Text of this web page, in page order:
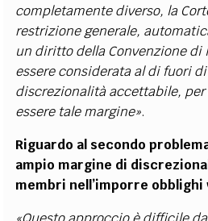
completamente diverso, la
restrizione generale,
un diritto della Convenzione
essere considerata al di fuori
discrezionalità accettabile,
essere tale margine».
Riguardo al secondo
ampio margine di
membri nell’imporre obblighi